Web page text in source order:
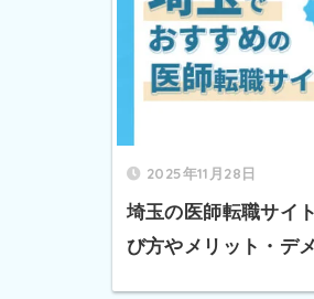
2025年11月28日
埼玉の医師転職サイ
び方やメリット・デ